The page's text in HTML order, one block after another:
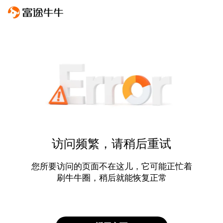
访问频繁，请稍后重试
您所要访问的页面不在这儿，它可能正忙着
刷牛牛圈，稍后就能恢复正常